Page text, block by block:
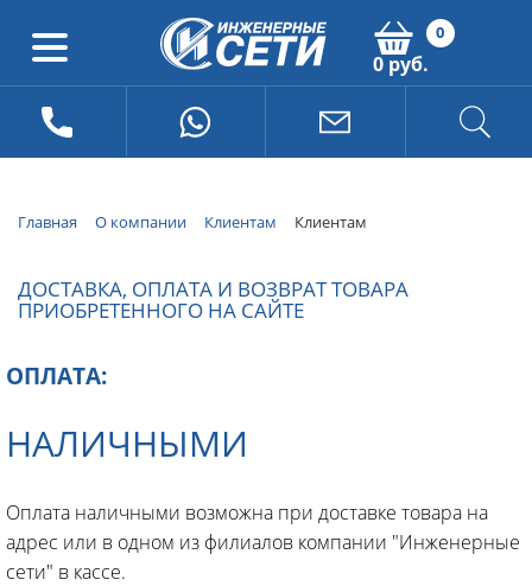
0
0 руб.
Главная О компании Клиентам Клиентам
ДОСТАВКА, ОПЛАТА И ВОЗВРАТ ТОВАРА
ПРИОБРЕТЕННОГО НА САЙТЕ
ОПЛАТА:
НАЛИЧНЫМИ
Оплата наличными возможна при доставке товара на
адрес или в одном из филиалов компании "Инженерные
сети" в кассе.